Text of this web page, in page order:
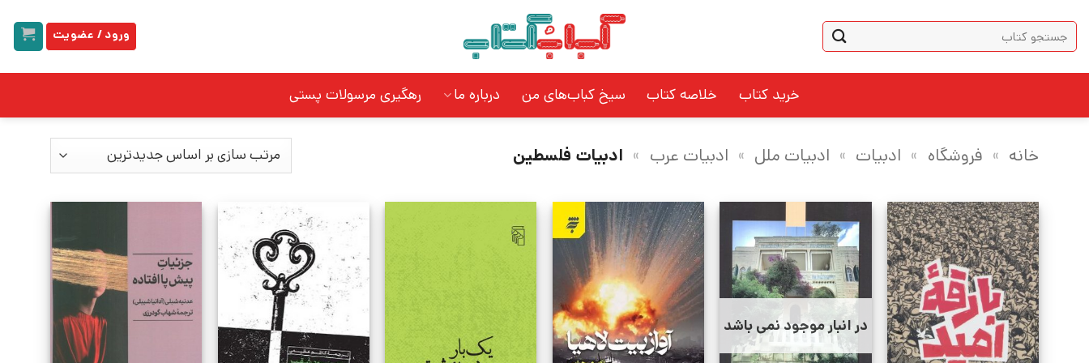
content
جستجو
برای:
ورود / عضویت
خرید کتاب خلاصه کتاب سیخ کباب‌های من درباره ما رهگیری مرسولات پستی
خانه » فروشگاه » ادبیات » ادبیات ملل » ادبیات عرب » ادبیات فلسطین
در انبار موجود نمی باشد